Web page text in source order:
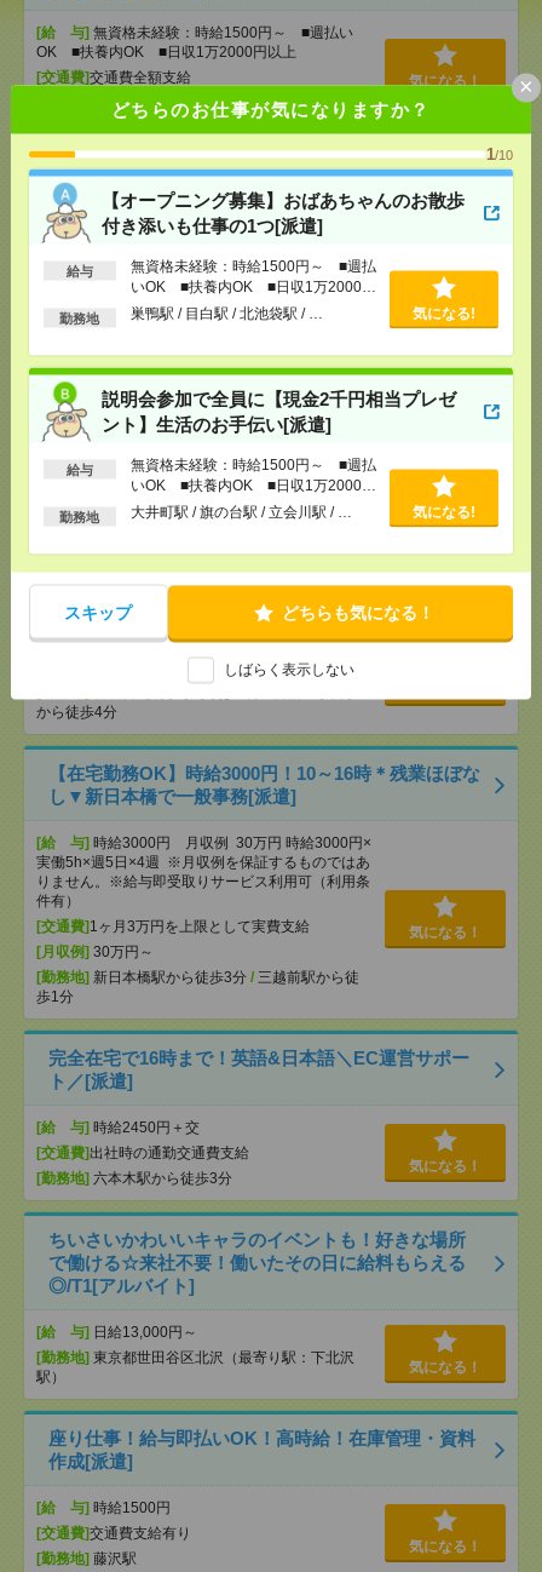
どちらのお仕事が気になりますか？
1/10
【オープニング募集】おばあちゃんのお散歩
付き添いも仕事の1つ[派遣]
給与
無資格未経験：時給1500円～ ■週払
いOK ■扶養内OK ■日収1万2000円
以上
勤務地 巣鴨駅 / 目白駅 / 北池袋駅 / … 気になる!
説明会参加で全員に【現金2千円相当プレゼ
ント】生活のお手伝い[派遣]
給与
無資格未経験：時給1500円～ ■週払
いOK ■扶養内OK ■日収1万2000円
以上
勤務地 大井町駅 / 旗の台駅 / 立会川駅 / … 気になる!
スキップ どちらも気になる！
しばらく表示しない
×
[給 与] 無資格未経験：時給1500円～ ■週払い
OK ■扶養内OK ■日収1万2000円以上
[交通費]交通費全額支給
巣鴨駅/ 目白駅 /北池袋駅/…
気になる！
説明会参加で全員に【現金2千円相当プレゼント】生
活のお手伝い[派遣]
[給 与] 無資格未経験：時給1500円～ ■週払い
[交通費]交通費全額支給
大井町駅/旗の台駅/ 立会川駅/ …
気になる！
2400円＊【長期】輸出関連の書類作成や取引審査・
製品発送の手続き[派遣]
[給 与]時給2400円 月収例 233,472円
[交通費]
全額支給
20～25万円
[勤務地]三鷹駅から徒歩9分
気になる！
《完全在宅×時短日短OK》Wワーク可〇Web広告運
用サポート[派遣]
[給 与]時給2100～2200円＋交
交通費支給(規定有り)
から徒歩4分
【在宅勤務OK】時給3000円！10～16時＊残業ほぼな
し▼新日本橋で一般事務[派遣]
[給 与] 時給3000円 月収例 30万円 時給3000円×
実働5h×週5日×4週 ※月収例を保証するものではあ
りません。※給与即受取りサービス利用可（利用条
件有）
[交通費] 1ヶ月3万円を上限として実費支給
[月収例] 30万円～
[勤務地] 新日本橋駅から徒歩3分 / 三越前駅から徒
歩1分
気になる！
完全在宅で16時まで！英語&日本語＼EC運営サポー
ト／[派遣]
[給 与] 時給2450円＋交
[交通費]出社時の通勤交通費支給
[勤務地] 六本木駅から徒歩3分
気になる！
ちいさいかわいいキャラのイベントも！好きな場所
で働ける☆来社不要！働いたその日に給料もらえる
◎/T1[アルバイト]
[給 与] 日給13,000円～
[勤務地] 東京都世田谷区北沢（最寄り駅：下北沢
駅）
気になる！
座り仕事！給与即払いOK！高時給！在庫管理・資料
作成[派遣]
[給 与] 時給1500円
[交通費]交通費支給有り
[勤務地] 藤沢駅
気になる！